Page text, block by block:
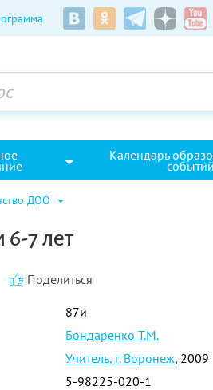
Календарь
событий
ДОО
6-7 лет
Поделиться
87и
Бондаренко Т.М.
Учитель, г. Воронеж, 2009
5-98225-020-1